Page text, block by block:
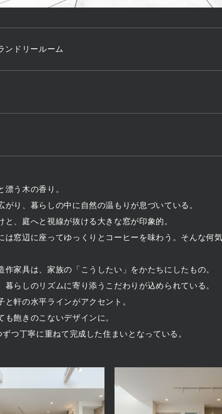
ンドリールーム
漂う木の香り。
り、暮らしの中に自然の温もりが息づいている。
、庭へと視線が抜ける大きな窓が印象的。
は窓辺に座ってゆっくりとコーヒーを味わう。そんな何
家具は、家族の「こうしたい」をかたちにしたもの。
らしのリズムに寄り添うこだわりが込められている。
軒の水平ラインがアクセント。
飽きのこないデザインに。
つ丁寧に重ねて完成した住まいとなっている。